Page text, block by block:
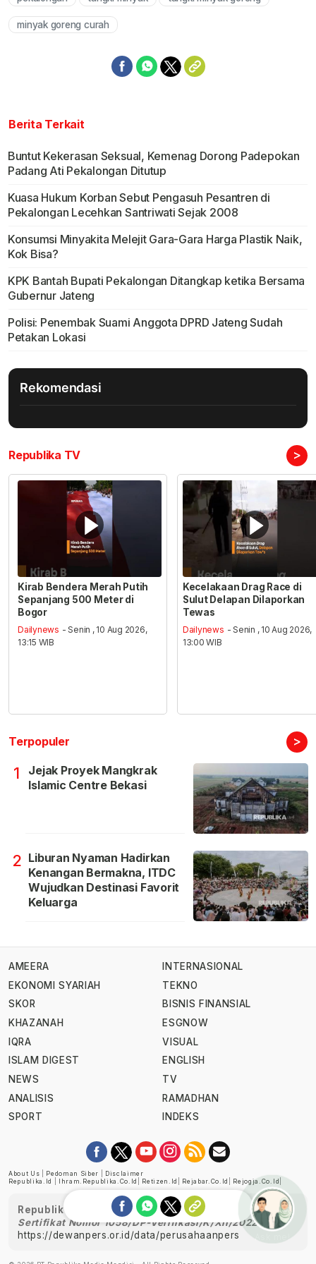
Mute
minyak goreng curah
Berita Terkait
Buntut Kekerasan Seksual, Kemenag Dorong Padepokan
Padang Ati Pekalongan Ditutup
Kuasa Hukum Korban Sebut Pengasuh Pesantren di
Pekalongan Lecehkan Santriwati Sejak 2008
Konsumsi Minyakita Melejit Gara-Gara Harga Plastik Naik,
Kok Bisa?
KPK Bantah Bupati Pekalongan Ditangkap ketika Bersama
Gubernur Jateng
Polisi: Penembak Suami Anggota DPRD Jateng Sudah
Petakan Lokasi
Rekomendasi
Republika TV >
Kirab Bendera Merah Putih
Sepanjang 500 Meter di
Bogor
Dailynews - Senin , 10 Aug 2026,
13:15 WIB
Kecelakaan Drag Race di
Sulut Delapan Dilaporkan
Tewas
Dailynews - Senin , 10 Aug 2026,
13:00 WIB
Terpopuler >
1
Jejak Proyek Mangkrak
Islamic Centre Bekasi
2 Liburan Nyaman Hadirkan
Kenangan Bermakna, ITDC
Wujudkan Destinasi Favorit
Keluarga
AMEERA
EKONOMI SYARIAH
SKOR
KHAZANAH
IQRA
ISLAM DIGEST
NEWS
ANALISIS
SPORT
INTERNASIONAL
TEKNO
BISNIS FINANSIAL
ESGNOW
VISUAL
ENGLISH
TV
RAMADHAN
INDEKS
About Us Pedoman Siber
Disclaimer
Republika.id
Ihram.republika.co.id Retizen.id Rejabar.co.id Rejogja.co.id
Republika telah diverifikasi oleh Dewan Pers
Sertifikat Nomor 1058/DP-Verifikasi/K/XII/2022
https://dewanpers.or.id/data/perusahaanpers
Ask me!